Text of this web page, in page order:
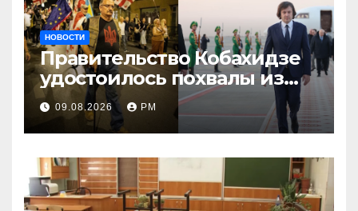
НОВОСТИ
Правительство Кобахидзе
удостоилось похвалы из
Москвы
09.08.2026 РМ